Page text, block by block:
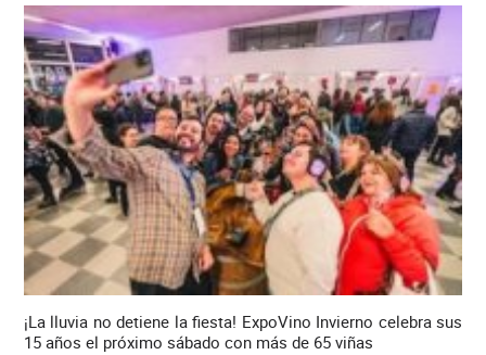
¡La lluvia no detiene la fiesta! ExpoVino Invierno celebra sus
15 años el próximo sábado con más de 65 viñas